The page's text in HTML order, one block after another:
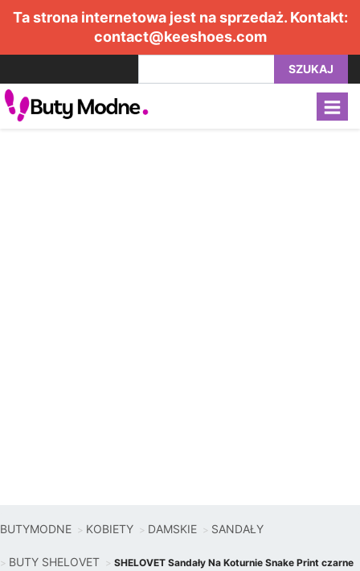
Ta strona internetowa jest na sprzedaż. Kontakt:
contact@keeshoes.com
SZUKAJ
BUTYMODNE KOBIETY DAMSKIE SANDAŁY
BUTY SHELOVET SHELOVET Sandały Na Koturnie Snake Print czarne